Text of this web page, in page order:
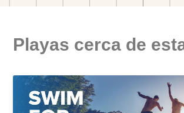
Playas cerca de